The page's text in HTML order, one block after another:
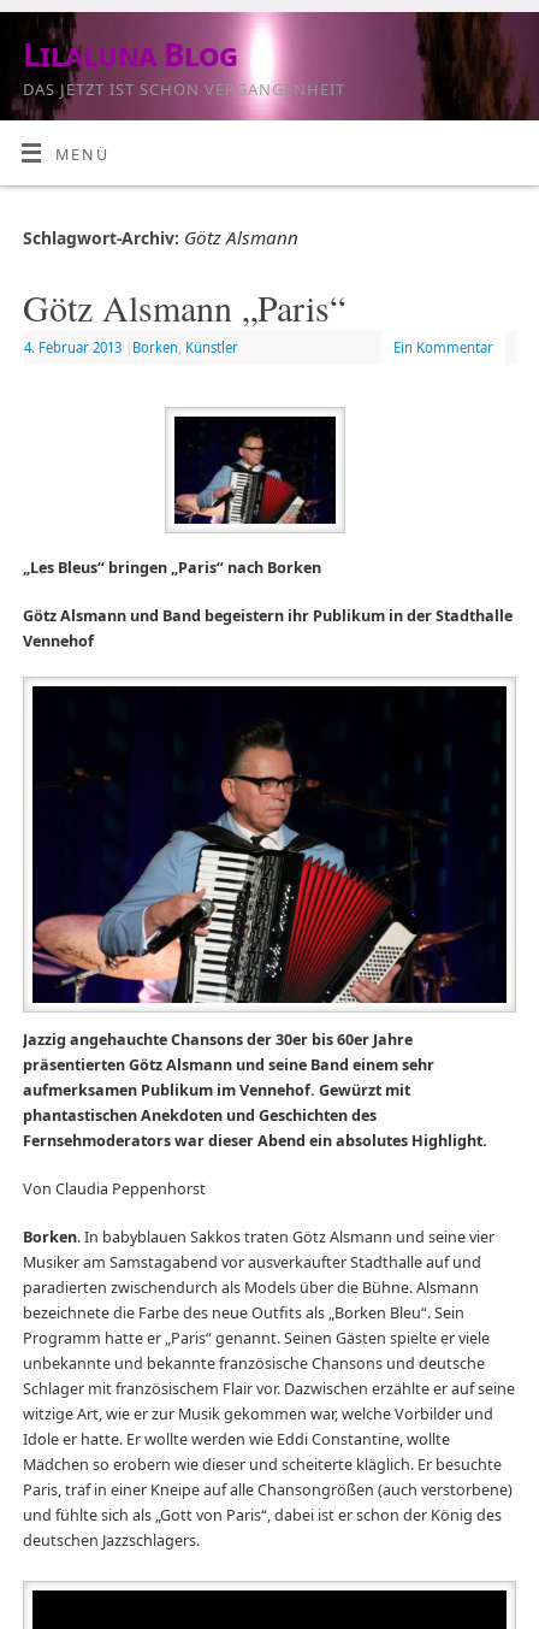
Lilaluna Blog
DAS JETZT IST SCHON VERGANGENHEIT
MENÜ
Schlagwort-Archiv: Götz Alsmann
Götz Alsmann „Paris“
4. Februar 2013 Borken Künstler Ein Kommentar
„Les Bleus“ bringen „Paris“ nach Borken
Götz Alsmann und Band begeistern ihr Publikum in der Stadthalle
Vennehof
Jazzig angehauchte Chansons der 30er bis 60er Jahre
präsentierten Götz Alsmann und seine Band einem sehr
aufmerksamen Publikum im Vennehof. Gewürzt mit
phantastischen Anekdoten und Geschichten des
Fernsehmoderators war dieser Abend ein absolutes Highlight.
Von Claudia Peppenhorst
Borken. In babyblauen Sakkos traten Götz Alsmann und seine vier
Musiker am Samstagabend vor ausverkaufter Stadthalle auf und
paradierten zwischendurch als Models über die Bühne. Alsmann
bezeichnete die Farbe des neue Outfits als „Borken Bleu“. Sein
Programm hatte er „Paris“ genannt. Seinen Gästen spielte er viele
unbekannte und bekannte französische Chansons und deutsche
Schlager mit französischem Flair vor. Dazwischen erzählte er auf seine
witzige Art, wie er zur Musik gekommen war, welche Vorbilder und
Idole er hatte. Er wollte werden wie Eddi Constantine, wollte
Mädchen so erobern wie dieser und scheiterte kläglich. Er besuchte
Paris, traf in einer Kneipe auf alle Chansongrößen (auch verstorbene)
und fühlte sich als „Gott von Paris“, dabei ist er schon der König des
deutschen Jazzschlagers.